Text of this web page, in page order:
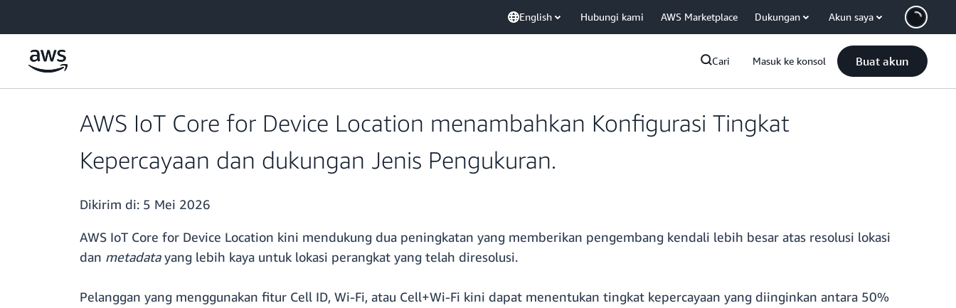
English Hubungi kami AWS Marketplace Dukungan Akun saya
Cari Masuk ke konsol Buat akun
AWS IoT Core for Device Location menambahkan Konfigurasi Tingkat
Kepercayaan dan dukungan Jenis Pengukuran.
Dikirim di: 5 Mei 2026
AWS IoT Core for Device Location kini mendukung dua peningkatan yang memberikan pengembang kendali lebih besar atas resolusi lokasi
dan metadatayang lebih kaya untuk lokasi perangkat yang telah diresolusi.
Pelanggan yang menggunakan fitur Cell ID, Wi-Fi, atau Cell+Wi-Fi kini dapat menentukan tingkat kepercayaan yang diinginkan antara 50%